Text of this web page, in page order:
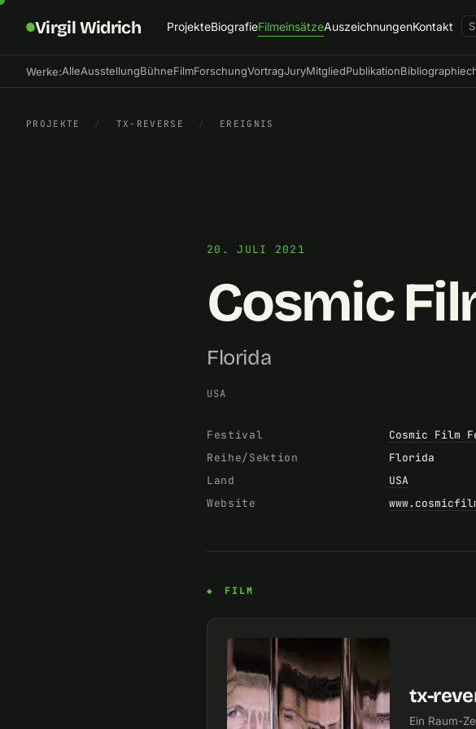
Virgil Widrich ProjekteBiografieFilmeinsätzeAuszeichnungenKontakt
Werke:AlleAusstellungBühneFilmForschungVortragJuryMitgliedPublikationBibliographie
PROJEKTE / TX-REVERSE / EREIGNIS
20. JULI 2021
Cosmic
Florida
USA
Festival
Cosmic Film
Reihe/Sektion
Florida
Land
USA
Website
FILM
tx-
Ein Raum-